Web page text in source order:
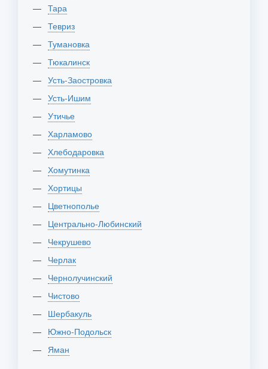
Тара
Тевриз
Тумановка
Тюкалинск
Усть-Заостровка
Усть-Ишим
Утичье
Харламово
Хлебодаровка
Хомутинка
Хортицы
Цветнополье
Центрально-Любинский
Чекрушево
Черлак
Чернолучинский
Чистово
Шербакуль
Южно-Подольск
Яман